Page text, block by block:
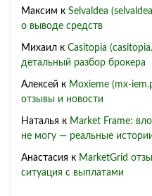
Максим к Selvaldea
о выводе средств
Михаил к Casitopia
детальный разбор брокера
Алексей к Moxieme (mx-
отзывы и новости
Наталья к Market Frame:
не могу — реальные
Анастасия к MarketGrid
ситуация с выплатами